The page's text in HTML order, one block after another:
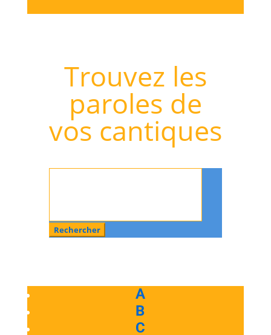
Trouvez les
paroles de
vos cantiques
A
B
C